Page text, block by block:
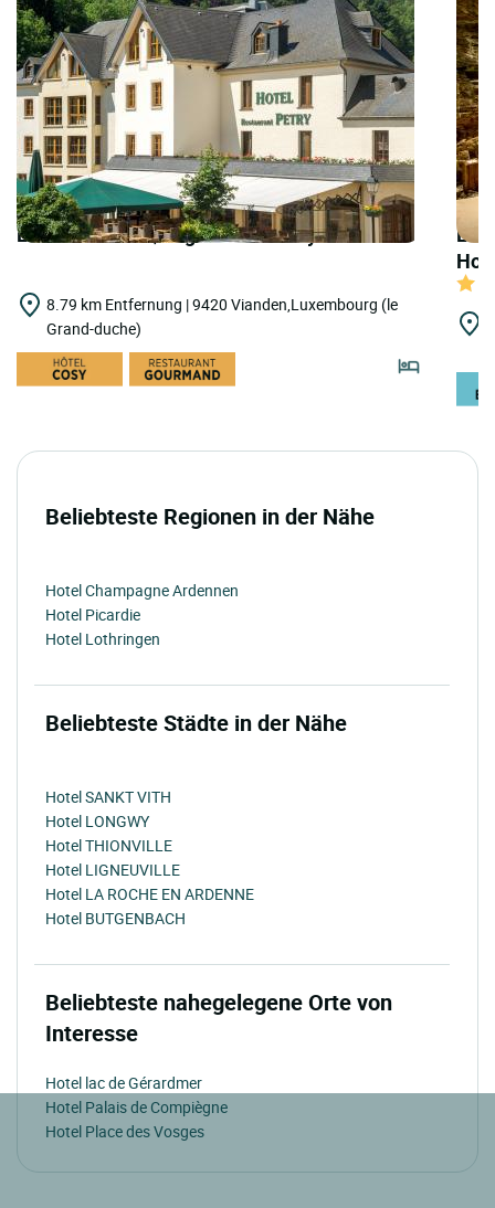
LOGIS HOTELS | Logis Hôtel Petry
8.79 km Entfernung | 9420 Vianden,Luxembourg (le
Grand-duche)
Beliebteste Regionen in der Nähe
Hotel Champagne Ardennen
Hotel Picardie
Hotel Lothringen
Beliebteste Städte in der Nähe
Hotel SANKT VITH
Hotel LONGWY
Hotel THIONVILLE
Hotel LIGNEUVILLE
Hotel LA ROCHE EN ARDENNE
Hotel BUTGENBACH
Beliebteste nahegelegene Orte von
Interesse
Hotel lac de Gérardmer
Hotel Palais de Compiègne
Hotel Place des Vosges